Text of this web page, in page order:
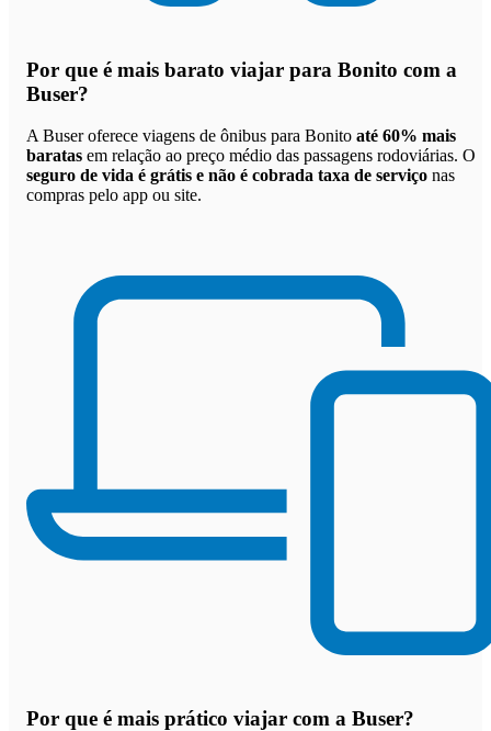
Por que é mais barato viajar para Bonito com a
Buser?
A Buser oferece viagens de ônibus para Bonito até 60% mais
baratas em relação ao preço médio das passagens rodoviárias. O
seguro de vida é grátis e não é cobrada taxa de serviço nas
compras pelo app ou site.
Por que é mais prático viajar com a Buser?